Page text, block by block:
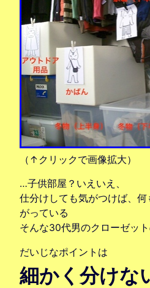
（↑クリックで画像拡大）
…子供部屋？いえいえ、
仕分けしても気がつけば、
がっている
そんな30代男のクローゼット
だいじなポイントは
細かく分けな